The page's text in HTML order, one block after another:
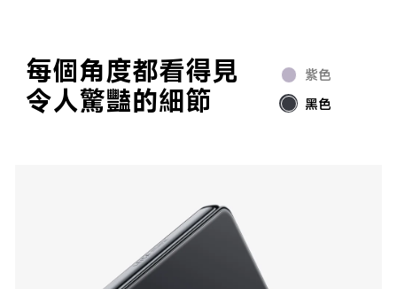
每個角度都看得見
令人驚豔的細節
紫色
黑色